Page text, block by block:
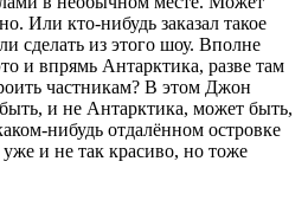
Или кто-нибудь заказал такое
сделать из этого шоу. Вполне
и впрямь Антарктика, разве там
частникам? В этом Джон
и не Антарктика, может быть,
нибудь отдалённом островке
и не так красиво, но тоже